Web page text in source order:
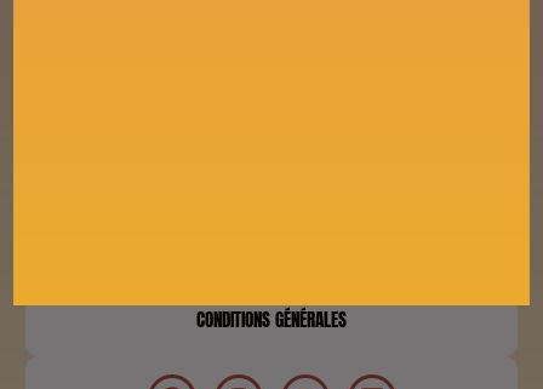
CONDITIONS GÉNÉRALES